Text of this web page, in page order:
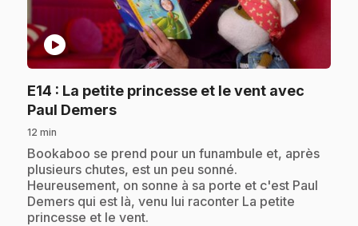
play_circle
E14 : La petite princesse et le vent avec
Paul Demers.
12 min
.Bookaboo se prend pour un funambule et, après
plusieurs chutes, est un peu sonné.
Heureusement, on sonne à sa porte et c'est Paul
Demers qui est là, venu lui raconter La petite
princesse et le vent.